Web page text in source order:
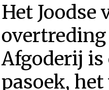
Het Joodse
Afgoderij is
pasoek,